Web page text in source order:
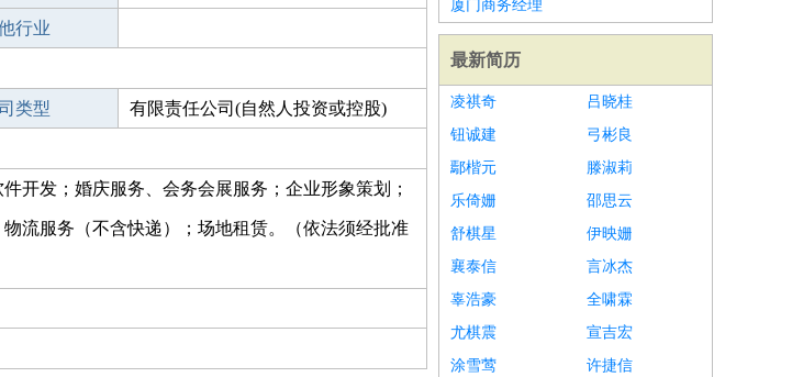
行业
类型 有限责任公司(自然人投资或控股)
开发；婚庆服务、会务会展服务；企业形象策划；
流服务（不含快递）；场地租赁。（依法须经批准
厦门商务经理
最新简历
凌祺奇
吕晓桂
钮诚建
弓彬良
鄢楷元
滕淑莉
乐倚姗
邵思云
舒棋星
伊映姗
襄泰信
言冰杰
辜浩豪
全啸霖
尤棋震
宣吉宏
涂雪莺
许捷信